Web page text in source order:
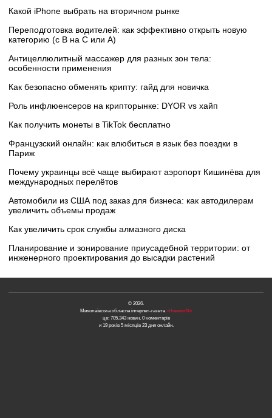
Какой iPhone выбрать на вторичном рынке
Переподготовка водителей: как эффективно открыть новую
категорию (с B на C или А)
Антицеллюлитный массажер для разных зон тела:
особенности применения
Как безопасно обменять крипту: гайд для новичка
Роль инфлюенсеров на крипторынке: DYOR vs хайп
Как получить монеты в TikTok бесплатно
Французский онлайн: как влюбиться в язык без поездки в
Париж
Почему украинцы всё чаще выбирают аэропорт Кишинёва для
международных перелётов
Автомобили из США под заказ для бизнеса: как автодилерам
увеличить объемы продаж
Как увеличить срок службы алмазного диска
Планирование и зонирование приусадебной территории: от
инженерного проектирования до высадки растений
© 2026.
Миколаївська обласна інтернет-газета «Новини N»
це: 705,343 новин, 0 коментарів
и 19 років 5 місяців 23 дня онлайн.